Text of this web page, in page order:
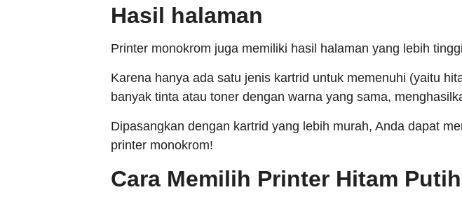
Hasil halaman
Printer monokrom juga memiliki hasil halaman yang lebih
Karena hanya ada satu jenis kartrid untuk memenuhi (yaitu
banyak tinta atau toner dengan warna yang sama,
Dipasangkan dengan kartrid yang lebih murah, Anda dapat
printer monokrom!
Cara Memilih Printer Hitam